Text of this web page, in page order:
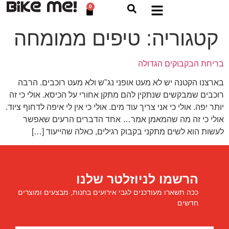
0
קטגוריה: טיפים ממומחה
בריחת הבקבוקים הגדולה
בארצנו הקטנה יש לא מעט אופני נג"ש ולא מעט רוכבים. הרבה
רוכבים שמבקשים שנתקין להם מתקן אחורי על הכיסא. אולי כי זה
יותר יפה. אולי כי אני צריך עוד מים. אולי כי אין לי איפה לדחוף ציוד.
אולי כי זה מה שהמאמן אמר… אחד הדברים הרעים שאפשר
לעשות הוא לשים מתקני בקבוק רגילים, כאלה שהייעוד […]
הרשמו לניוזלטר שלנו
ככה תשארו מעודכנים לגבי אירועים בחנות, מבצעים ומוצרים
חדשים